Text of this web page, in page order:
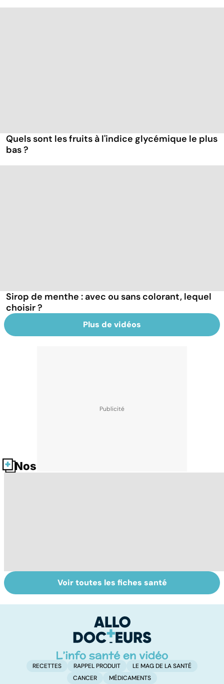
Quels sont les fruits à l'indice glycémique le plus
bas ?
Sirop de menthe : avec ou sans colorant, lequel
choisir ?
Plus de vidéos
Nos fiches santé
Nécrose : quand
les tissus
Intestin irritable :
le régime
solution ?
Voir toutes les fiches santé
RECETTES RAPPEL PRODUIT
LE MAG DE LA SANTÉ
CANCER
MÉDICAMENTS